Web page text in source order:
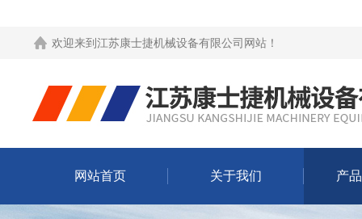
欢迎来到 江苏康士捷机械设备有限公司网站 ！
网站首页 关于我们 产